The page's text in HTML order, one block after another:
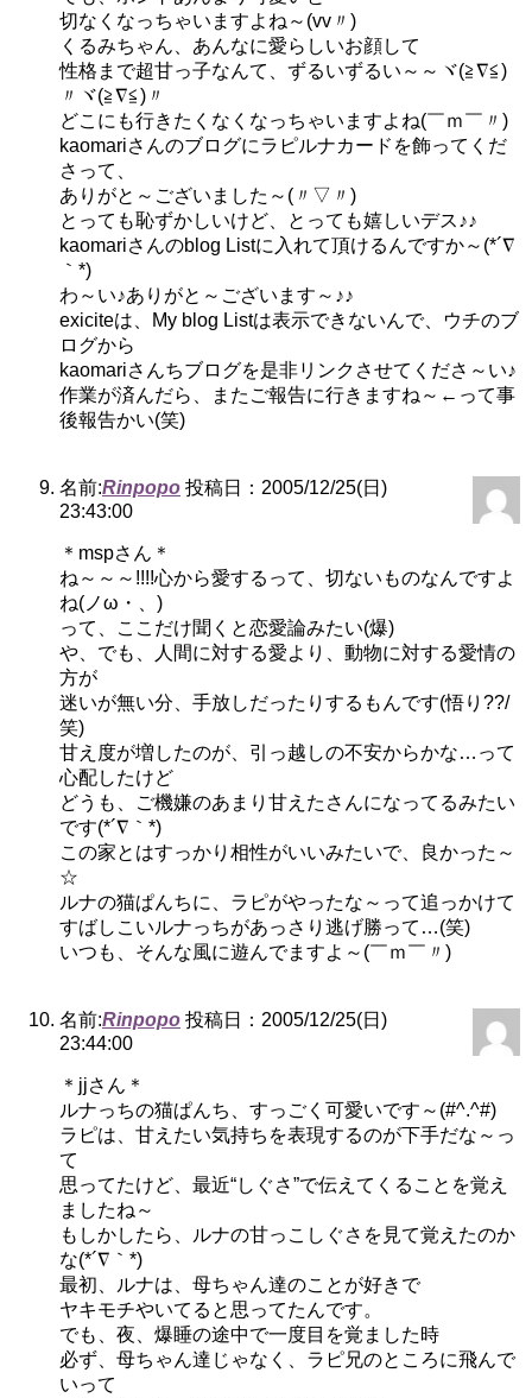
切なくなっちゃいますよね～(vv〃)
くるみちゃん、あんなに愛らしいお顔して
性格まで超甘っ子なんて、ずるいずるい～～ヾ(≧∇≦)
〃ヾ(≧∇≦)〃
どこにも行きたくなくなっちゃいますよね(￣ｍ￣〃)
kaomariさんのブログにラピルナカードを飾ってくだ
さって、
ありがと～ございました～(〃▽〃)
とっても恥ずかしいけど、とっても嬉しいデス♪♪
kaomariさんのblog Listに入れて頂けるんですか～(*´∇
｀*)
わ～い♪ありがと～ございます～♪♪
exiciteは、My blog Listは表示できないんで、ウチのブ
ログから
kaomariさんちブログを是非リンクさせてくださ～い♪
作業が済んだら、またご報告に行きますね～←って事
後報告かい(笑)
名前:Rinpopo 投稿日：2005/12/25(日)
23:43:00
＊mspさん＊
ね～～～!!!!心から愛するって、切ないものなんですよ
ね(ノω・、)
って、ここだけ聞くと恋愛論みたい(爆)
や、でも、人間に対する愛より、動物に対する愛情の
方が
迷いが無い分、手放しだったりするもんです(悟り??/
笑)
甘え度が増したのが、引っ越しの不安からかな…って
心配したけど
どうも、ご機嫌のあまり甘えたさんになってるみたい
です(*´∇｀*)
この家とはすっかり相性がいいみたいで、良かった～
☆
ルナの猫ぱんちに、ラピがやったな～って追っかけて
すばしこいルナっちがあっさり逃げ勝って…(笑)
いつも、そんな風に遊んでますよ～(￣ｍ￣〃)
名前:Rinpopo 投稿日：2005/12/25(日)
23:44:00
＊jjさん＊
ルナっちの猫ぱんち、すっごく可愛いです～(#^.^#)
ラピは、甘えたい気持ちを表現するのが下手だな～っ
て
思ってたけど、最近“しぐさ”で伝えてくることを覚え
ましたね～
もしかしたら、ルナの甘っこしぐさを見て覚えたのか
な(*´∇｀*)
最初、ルナは、母ちゃん達のことが好きで
ヤキモチやいてると思ってたんです。
でも、夜、爆睡の途中で一度目を覚ました時
必ず、母ちゃん達じゃなく、ラピ兄のところに飛んで
いって